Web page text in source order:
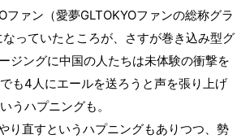
ファン（愛夢GLTOKYOファンの総称グラ
なっていたところが、さすが巻き込み型グ
ジングに中国の人たちは未体験の衝撃を
も4 人にエールを送ろうと声を張り上げ
うハプニングも。
り直すというハプニングもありつつ、勢